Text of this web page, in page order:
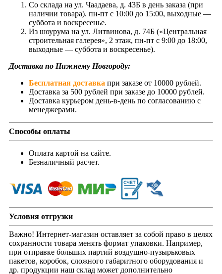
Со склада на ул. Чаадаева, д. 43Б в день заказа (при
наличии товара). пн-пт с 10:00 до 15:00, выходные —
суббота и воскресенье.
Из шоурума на ул. Литвинова, д. 74Б («Центральная
строительная галерея», 2 этаж, пн-пт с 9:00 до 18:00,
выходные — суббота и воскресенье).
Доставка по Нижнему Новгороду:
Бесплатная доставка при заказе от 10000 рублей.
Доставка за 500 рублей при заказе до 10000 рублей.
Доставка курьером день-в-день по согласованию с
менеджерами.
Способы оплаты
Оплата картой на сайте.
Безналичный расчет.
Условия отгрузки
Важно! Интернет-магазин оставляет за собой право в целях
сохранности товара менять формат упаковки. Например,
при отправке больших партий воздушно-пузырьковых
пакетов, коробок, сложного габаритного оборудования и
др. продукции наш склад может дополнительно